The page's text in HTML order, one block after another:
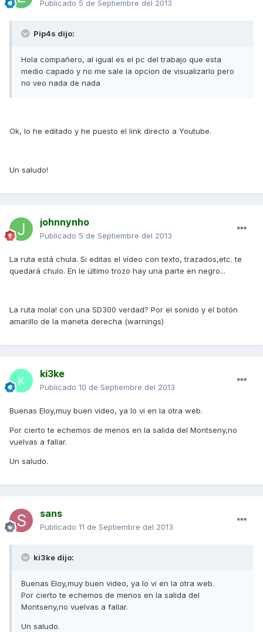
Publicado 5 de Septiembre del 2013
Pip4s dijo:
Hola compañero, al igual es el pc del trabajo que esta
medio capado y no me sale la opcion de visualizarlo pero
no veo nada de nada
Ok, lo he editado y he puesto el link directo a Youtube.
Un saludo!
johnnynho
Publicado 5 de Septiembre del 2013
La ruta está chula. Si editas el vídeo con texto, trazados,etc. te
quedará chulo. En le último trozo hay una parte en negro...
La ruta mola! con una SD300 verdad? Por el sonido y el botón
amarillo de la maneta derecha (warnings)
ki3ke
Publicado 10 de Septiembre del 2013
Buenas Eloy,muy buen video, ya lo vi en la otra web.
Por cierto te echemos de menos en la salida del Montseny,no
vuelvas a fallar.
Un saludo.
sans
Publicado 11 de Septiembre del 2013
ki3ke dijo:
Buenas Eloy,muy buen video, ya lo vi en la otra web.
Por cierto te echemos de menos en la salida del
Montseny,no vuelvas a fallar.
Un saludo.